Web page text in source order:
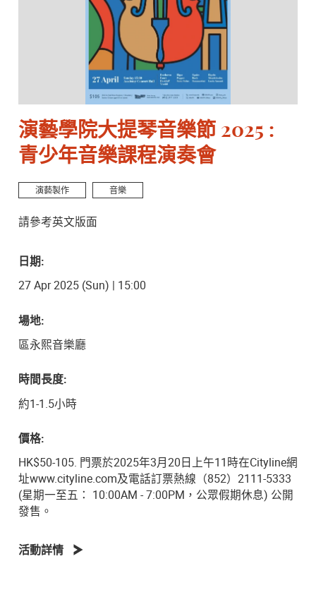
演藝學院大提琴音樂節 2025 :
青少年音樂課程演奏會
演藝製作 音樂
請參考英文版面
日期:
27 Apr 2025 (Sun) | 15:00
場地:
區永熙音樂廳
時間長度:
約1-1.5小時
價格:
HK$50-105. 門票於2025年3月20日上午11時在Cityline網
址www.cityline.com及電話訂票熱線（852）2111-5333
(星期一至五： 10:00AM - 7:00PM，公眾假期休息) 公開
發售。
活動詳情